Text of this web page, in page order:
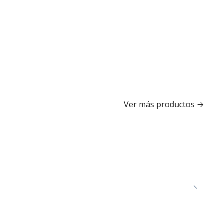
Ver más productos